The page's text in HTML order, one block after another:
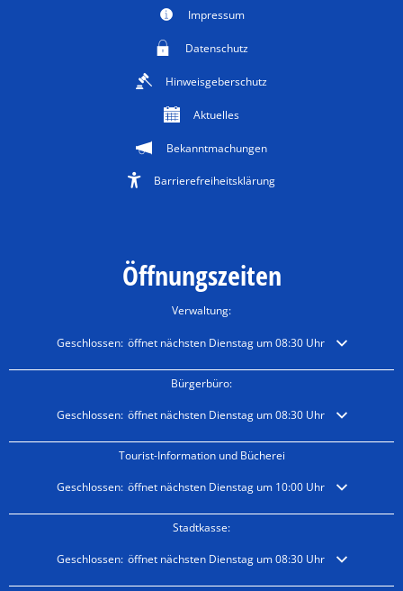
Impressum
Datenschutz
Hinweisgeberschutz
Aktuelles
Bekanntmachungen
Barrierefreiheitsklärung
Öffnungszeiten
Verwaltung:
Klicken, um weitere Öffnungs- oder Schließzeiten auszublenden
Geschlossen: öffnet nächsten Dienstag um 08:30 Uhr
Bürgerbüro:
Klicken, um weitere Öffnungs- oder Schließzeiten auszublenden
Geschlossen: öffnet nächsten Dienstag um 08:30 Uhr
Tourist-Information und Bücherei
Klicken, um weitere Öffnungs- oder Schließzeiten auszublenden
Geschlossen: öffnet nächsten Dienstag um 10:00 Uhr
Stadtkasse:
Klicken, um weitere Öffnungs- oder Schließzeiten auszublenden
Geschlossen: öffnet nächsten Dienstag um 08:30 Uhr